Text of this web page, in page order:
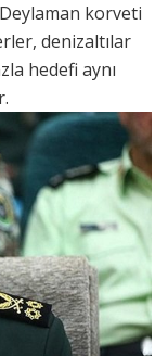
korveti
denizaltılar
hedefi aynı